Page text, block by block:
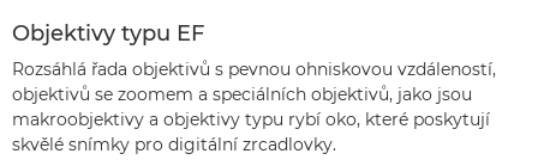
Objektivy typu EF
Rozsáhlá řada objektivů s pevnou ohniskovou vzdáleností,
objektivů se zoomem a speciálních objektivů, jako jsou
makroobjektivy a objektivy typu rybí oko, které poskytují
skvělé snímky pro digitální zrcadlovky.